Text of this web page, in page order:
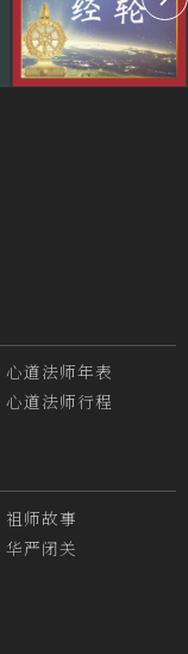
心道法师年表
心道法师行程
祖师故事
华严闭关